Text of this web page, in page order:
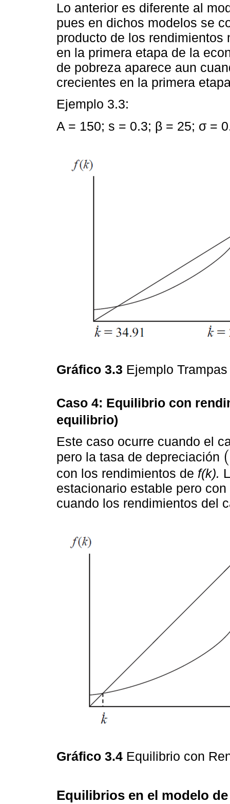
Lo anterior es diferente al
pues en dichos modelos se
producto de los
en la primera etapa de la
de pobreza aparece aun
crecientes en la primera
Ejemplo 3.3:
A = 150; s = 0.3; β = 25; σ =
Gráfico 3.3 Ejemplo
Caso 4: Equilibrio con
equilibrio)
Este caso ocurre cuando el
pero la tasa de depreciación (
(δ
con los rendimientos de f(k).
estacionario estable pero
cuando los rendimientos del
Gráfico 3.4 Equilibrio con
Equilibrios en el modelo